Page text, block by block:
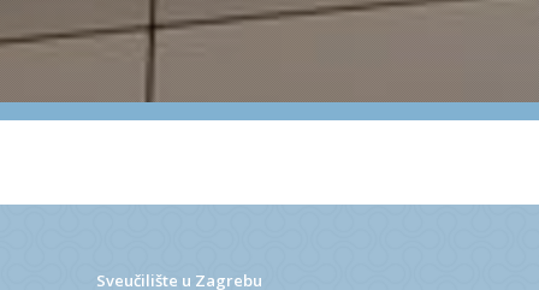
Sveučilište u Zagrebu